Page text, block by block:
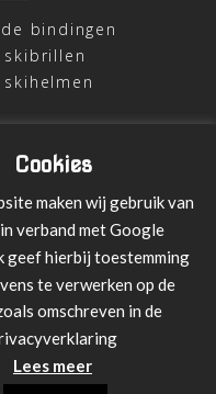
bindingen
skibrillen
8
venray.nl
Cookies
maken wij gebruik van
verband met Google
geef hierbij toestemming
te verwerken op de
omschreven in de
Lees meer